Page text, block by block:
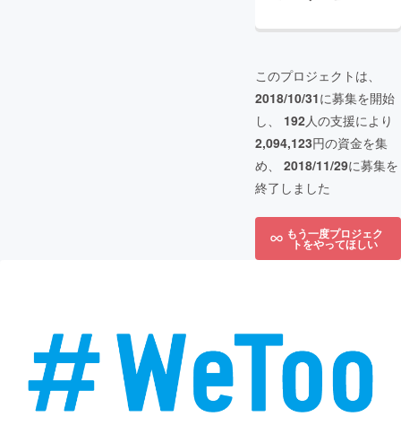
このプロジェクトは、
2018/10/31に募集を開始
し、 192人の支援により
2,094,123円の資金を集
め、 2018/11/29に募集を
終了しました
もう一度プロジェク
トをやってほしい